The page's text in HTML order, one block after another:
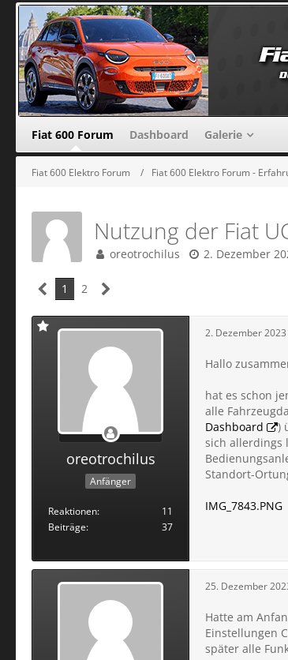
Fiat 600 Forum Dashboard Galerie
Fiat 600 Elektro Forum Fiat 600 Elektro Forum -
Nutzung der Fiat
oreotrochilus 2. Dezember
1 2
oreotrochilus
Anfänger
Reaktionen
11
Beiträge
37
2. Dezember 2023
Hallo
hat es schon
alle
Dashboard
)
sich allerdings
Standort-
IMG_7843.PNG
25. Dezember
Hatte am
Einstellungen
später alle